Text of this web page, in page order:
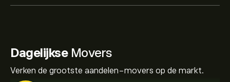
DagelijkseMovers
Verken de grootste aandelen-movers op de markt.